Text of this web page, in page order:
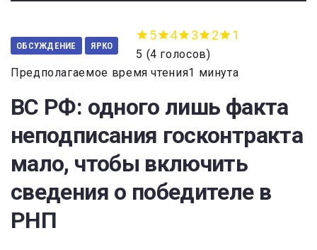
ОБСУЖДЕНИЕ ЯРКО
5 4 3 2 1
5 (4 голосов)
Предполагаемое время чтения1 минута
ВС РФ: одного лишь факта
неподписания госконтракта
мало, чтобы включить
сведения о победителе в
РНП